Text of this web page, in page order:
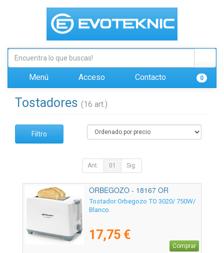
Menú Acceso Contacto 0
Tostadores (16 art.)
Filtro
Ant. 01 Sig.
ORBEGOZO - 18167 OR
Tostador Orbegozo TO 3020/ 750W/
Blanco
17,75 €
Comprar